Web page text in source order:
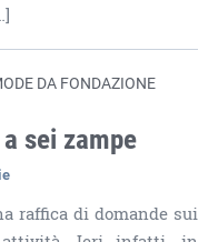
DA FONDAZIONE
sei zampe
raffica di domande sui